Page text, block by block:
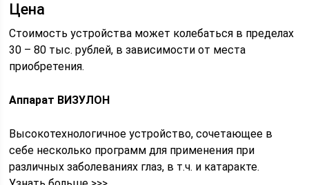
Цена
Стоимость устройства может колебаться в пределах
30 – 80 тыс. рублей, в зависимости от места
приобретения.
Аппарат ВИЗУЛОН
Высокотехнологичное устройство, сочетающее в
себе несколько программ для применения при
различных заболеваниях глаз, в т.ч. и катаракте.